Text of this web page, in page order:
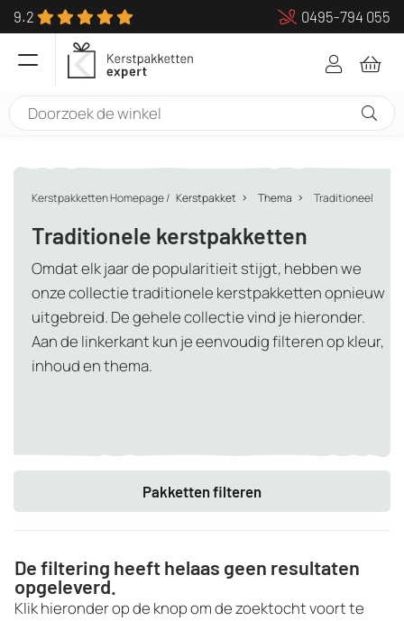
9.2 0495-794 055
Kerstpakketten Homepage/ Kerstpakket Thema Traditioneel
Traditionele kerstpakketten
Omdat elk jaar de popularitieit stijgt, hebben we
onze collectie traditionele kerstpakketten opnieuw
uitgebreid. De gehele collectie vind je hieronder.
Aan de linkerkant kun je eenvoudig filteren op kleur,
inhoud en thema.
Pakketten filteren
De filtering heeft helaas geen resultaten
opgeleverd.
Klik hieronder op de knop om de zoektocht voort te